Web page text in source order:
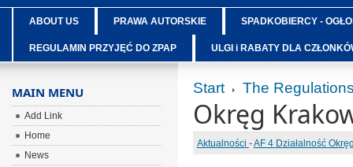
ABOUT US PRAWA AUTORSKIE SPADKOBIERCY -
REGULAMIN PRZYJĘĆ DO ZPAP ULGI i RABATY DLA
Start The
Okręg
Aktualności -AF 4 Działalność
MAIN MENU
Add Link
Home
News